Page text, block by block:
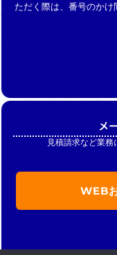
ただく際は、番号のかけ
メ
見積請求など業務
WEB